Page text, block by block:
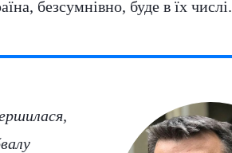
безсумнівно, буде в їх числі.